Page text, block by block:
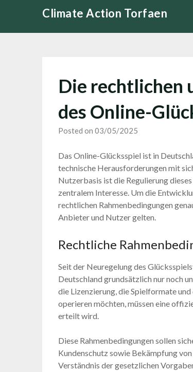
content
Climate Action Torfaen
Die rechtlichen
des Online-
Posted on 03/05/2025
Das Online-Glücksspiel ist in
technische Herausforderungen mit
Nutzerbasis ist die Regulierung
zentralem Interesse. Um die
rechtlichen Rahmenbedingungen
Anbieter und Nutzer gelten.
Rechtliche
Seit der Neuregelung des
Deutschland grundsätzlich nur noch
die Lizenzierung, die Spielformate
operieren möchten, müssen eine
erteilt wird.
Diese Rahmenbedingungen sollen
Kundenschutz sowie Bekämpfung
Verständnis der gesetzlichen